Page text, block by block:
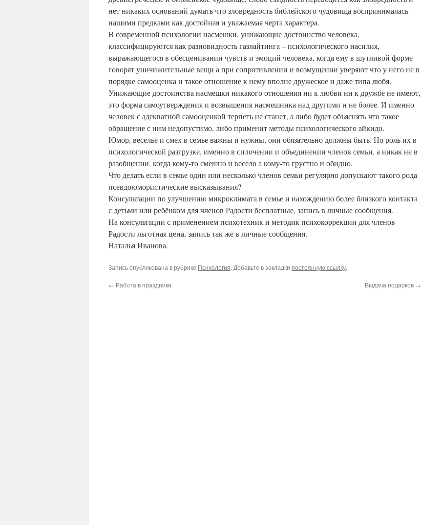
нет никаких оснований думать что зловредность библейского чудовища воспринималась
нашими предками как достойная и уважаемая черта характера.
В современной психологии насмешки, унижающие достоинство человека,
классифицируются как разновидность газлайтинга – психологического насилия,
выражающегося в обесценивании чувств и эмоций человека, когда ему в шутливой форме
говорят уничижительные вещи а при сопротивлении и возмущении уверяют что у него не в
порядке самооценка и такое отношение к нему вполне дружеское и даже типа любя.
Унижающие достоинства насмешки никакого отношения ни к любви ни к дружбе не имеют,
это форма самоутверждения и возвышения насмешника над другими и не более. И именно
человек с адекватной самооценкой терпеть не станет, а либо будет объяснять что такое
обращение с ним недопустимо, либо применит методы психологического айкидо.
Юмор, веселье и смех в семье важны и нужны, они обязательно должны быть. Но роль их в
психологической разгрузке, именно в сплочении и объединении членов семьи, а никак не в
разобщении, когда кому-то смешно и весело а кому-то грустно и обидно.
Что делать если в семье один или несколько членов семьи регулярно допускают такого рода
псевдоюмористические высказывания?
Консультации по улучшению микроклимата в семье и нахождению более близкого контакта
с детьми или ребёнком для членов Радости бесплатные, запись в личные сообщения.
На консультации с применением психотехник и методик психокоррекции для членов
Радости льготная цена, запись так же в личные сообщения.
Наталья Иванова.
Запись опубликована в рубрике Психология. Добавьте в закладки постоянную ссылку.
← Работа в праздники Выдача подарков →